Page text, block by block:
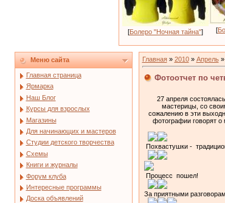
[Болеро "Ночная тайна"] [
Меню сайта
Главная страница
Ярмарка
Наш Блог
Курсы для взрослых
Магазины
Для начинающих и мастеров
Студии детского творчества
Схемы
Книги и журналы
Форум клуба
Интересные программы
Доска объявлений
Главная» 2010 » Апрель »
Фотоотчет по
27 апреля
мастерицы, со
сожалению в эти
фотографии говорят
Похвастушки -
Процесс пошел!
За приятными